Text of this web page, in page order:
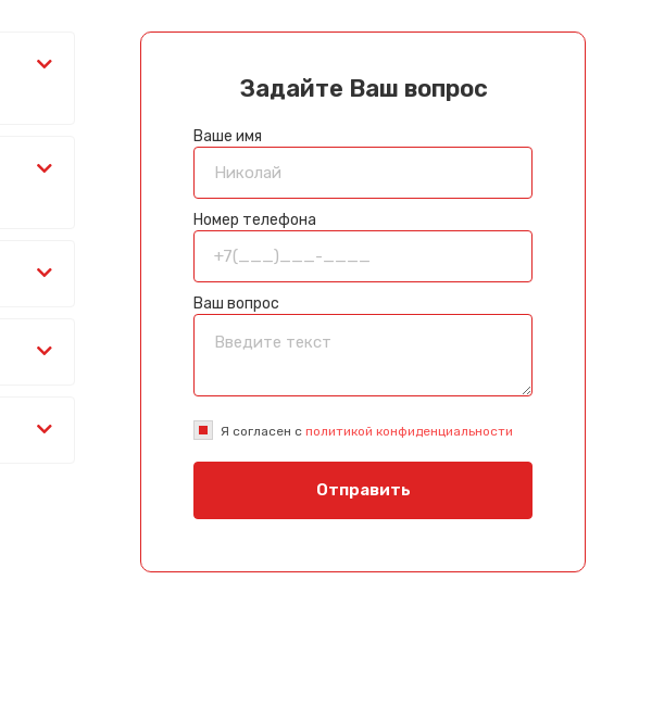
Задайте Ваш вопрос
Ваше имя
Номер телефона
Ваш вопрос
Я согласен с политикой конфиденциальности
Отправить